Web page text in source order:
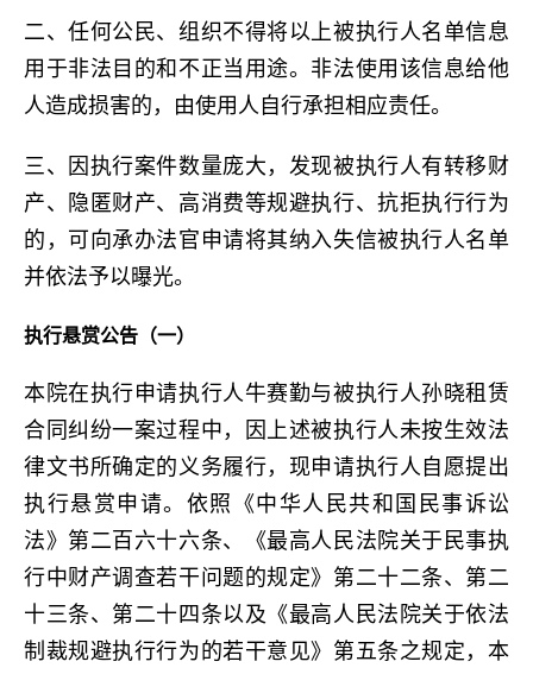
二、任何公民、组织不得将以上被执行人名单信息
用于非法目的和不正当用途。非法使用该信息给他
人造成损害的，由使用人自行承担相应责任。
三、因执行案件数量庞大，发现被执行人有转移财
产、隐匿财产、高消费等规避执行、抗拒执行行为
的，可向承办法官申请将其纳入失信被执行人名单
并依法予以曝光。
执行悬赏公告（一）
本院在执行申请执行人牛赛勤与被执行人孙晓租赁
合同纠纷一案过程中，因上述被执行人未按生效法
律文书所确定的义务履行，现申请执行人自愿提出
执行悬赏申请。依照《中华人民共和国民事诉讼
法》第二百六十六条、《最高人民法院关于民事执
行中财产调查若干问题的规定》第二十二条、第二
十三条、第二十四条以及《最高人民法院关于依法
制裁规避执行行为的若干意见》第五条之规定，本